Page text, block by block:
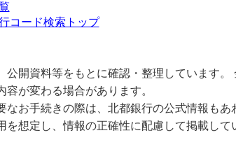
コード検索トップ
公開資料等をもとに確認・整理しています
が変わる場合があります。
なお手続きの際は、北都銀行の公式情報もあ
を想定し、情報の正確性に配慮して掲載して